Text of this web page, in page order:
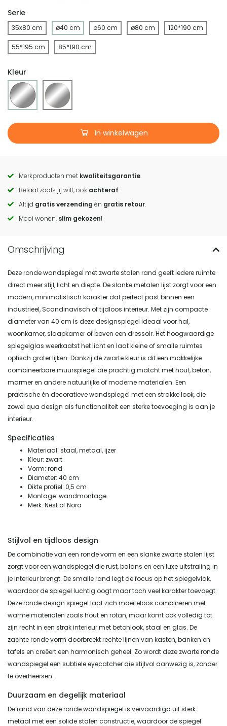
Serie
35x80 cm ø40 cm ø60 cm ø80 cm 120*190 cm
55*195 cm 85*190 cm
Kleur
In winkelwagen
Call
to
actions
Merkproducten met kwaliteitsgarantie.
Betaal zoals jij wilt, ook achteraf.
Altijd gratis verzending én gratis retour.
Mooi wonen, slim gekozen!
Deze ronde wandspiegel met zwarte stalen rand geeft iedere ruimte
direct meer stijl, licht en diepte. De slanke metalen lijst zorgt voor een
modern, minimalistisch karakter dat perfect past binnen een
industrieel, Scandinavisch of tijdloos interieur. Met zijn compacte
diameter van 40 cm is deze designspiegel ideaal voor hal,
woonkamer, slaapkamer of boven een dressoir. Het hoogwaardige
spiegelglas weerkaatst het licht en laat kleine of smalle ruimtes
optisch groter lijken. Dankzij de zwarte kleur is dit een makkelijke
combineerbare muurspiegel die prachtig matcht met hout, beton,
marmer en andere natuurlijke of moderne materialen. Een
praktische én decoratieve wandspiegel met een strakke look, die
zowel qua design als functionaliteit een sterke toevoeging is aan je
interieur.
Specificaties
Materiaal: staal, metaal, ijzer
Kleur: zwart
Vorm: rond
Diameter: 40 cm
Dikte profiel: 0,5 cm
Montage: wandmontage
Merk: Nest of Nora
Stijlvol en tijdloos design
De combinatie van een ronde vorm en een slanke zwarte stalen lijst
zorgt voor een wandspiegel die rust, balans en een luxe uitstraling in
je interieur brengt. De smalle rand legt de focus op het spiegelvlak,
waardoor de spiegel luchtig oogt maar toch veel karakter toevoegt.
Deze ronde design spiegel laat zich moeiteloos combineren met
warme materialen zoals hout en rotan, maar komt ook volledig tot
zijn recht in een strak interieur met betonlook, staal en glas. De
zachte ronde vorm doorbreekt rechte lijnen van kasten, banken en
tafels en creëert een harmonisch geheel. Zo wordt deze zwarte ronde
wandspiegel een subtiele eyecatcher die stijlvol aanwezig is, zonder
te overheersen.
Duurzaam en degelijk materiaal
De rand van deze ronde wandspiegel is vervaardigd uit sterk
metaal met een solide stalen constructie, waardoor de spiegel